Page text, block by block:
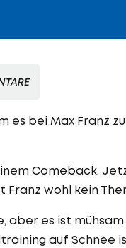
es bei Max Franz
Comeback.
Franz wohl kein
aber es ist
auf Schnee